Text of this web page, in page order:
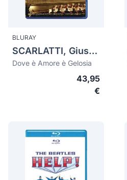
BLURAY
SCARLATTI, Giuseppe (1718-1777)
Dove è Amore è Gelosia
43,95
€